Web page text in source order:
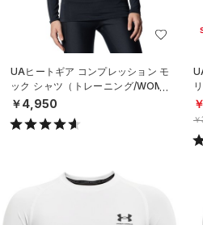
UAヒートギア コンプレッション モ
ック シャツ（トレーニング/WOME
N）
￥4,950
S